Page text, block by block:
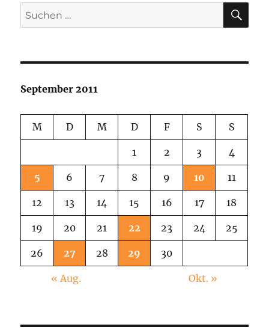
Suchen
nach:
September 2011
M D M D F S S
1 2 3 4
5 6 7 8 9 10 11
12 13 14 15 16 17 18
19 20 21 22 23 24 25
26 27 28 29 30
« Aug. Okt. »